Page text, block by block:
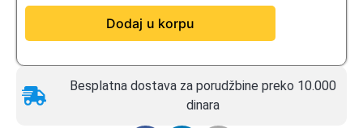
Dodaj u korpu
Besplatna dostava za porudžbine preko 10.000
dinara